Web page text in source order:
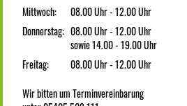
Mittwoch:
08.00 Uhr - 12.00 Uhr
Donnerstag: 08.00 Uhr - 12.00 Uhr
sowie 14.00 - 19.00 Uhr
Freitag:
08.00 Uhr - 12.00 Uhr
Wir bitten um Terminvereinbarung